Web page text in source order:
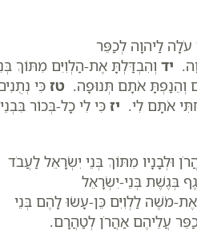
לַיהוָה לְכַפֵּר
יד וְהִבְדַּלְתָּ אֶת-הַלְוִיִּם מִתּוֹךְ
וְהֵנַפְתָּ אֹתָם תְּנוּפָה. טז כִּי
אֹתָם לִי. יז כִּי לִי כָל-בְּכוֹר בִּבְנֵי
וּלְבָנָיו מִתּוֹךְ בְּנֵי יִשְׂרָאֵל לַעֲבֹד
בְּגֶשֶׁת בְּנֵי-יִשְׂרָאֵל
מֹשֶׁה לַלְוִיִּם כֵּן-עָשׂוּ לָהֶם בְּנֵי
עֲלֵיהֶם אַהֲרֹן לְטַהֲרָם.